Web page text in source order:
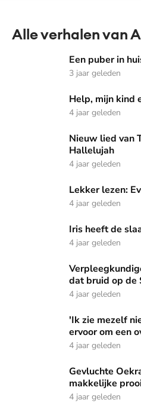
Alle verhalen van
Een puber in huis? Dan
Een puber in
3 jaar geleden
Help, mijn kind eet glutenvrij
Help, mijn kind
4 jaar geleden
Nieuw lied van The Psalm
Nieuw lied van
Hallelujah
4 jaar geleden
Lekker lezen: Eva tipt fijne
Lekker lezen:
4 jaar geleden
Iris heeft de slaapziekte
Iris heeft de
4 jaar geleden
Verpleegkundige en arts-
dat bruid op de
4 jaar geleden
'Ik zie mezelf niet als
'Ik zie mezelf
ervoor om een
4 jaar geleden
Gevluchte Oekraïense
Gevluchte
makkelijke
4 jaar geleden